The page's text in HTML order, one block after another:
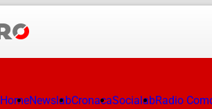
HomeNewslabCronacaSocialabRadio